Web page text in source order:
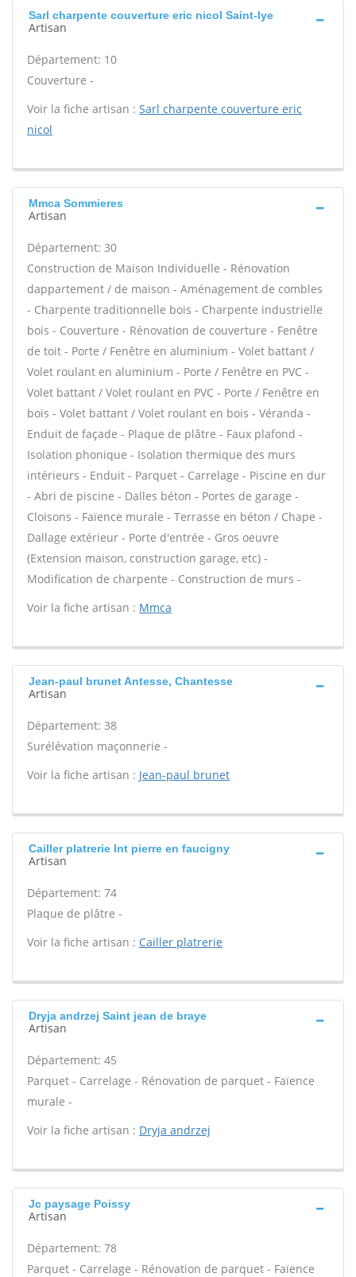
Sarl charpente couverture eric nicol Saint-lye
Artisan
Département: 10
Couverture -
Voir la fiche artisan : Sarl charpente couverture eric
nicol
Mmca Sommieres
Artisan
Département: 30
Construction de Maison Individuelle - Rénovation
dappartement / de maison - Aménagement de combles
- Charpente traditionnelle bois - Charpente industrielle
bois - Couverture - Rénovation de couverture - Fenêtre
de toit - Porte / Fenêtre en aluminium - Volet battant /
Volet roulant en aluminium - Porte / Fenêtre en PVC -
Volet battant / Volet roulant en PVC - Porte / Fenêtre en
bois - Volet battant / Volet roulant en bois - Véranda -
Enduit de façade - Plaque de plâtre - Faux plafond -
Isolation phonique - Isolation thermique des murs
intérieurs - Enduit - Parquet - Carrelage - Piscine en dur
- Abri de piscine - Dalles béton - Portes de garage -
Cloisons - Faïence murale - Terrasse en béton / Chape -
Dallage extérieur - Porte d'entrée - Gros oeuvre
(Extension maison, construction garage, etc) -
Modification de charpente - Construction de murs -
Voir la fiche artisan : Mmca
Jean-paul brunet Antesse, Chantesse
Artisan
Département: 38
Surélévation maçonnerie -
Voir la fiche artisan : Jean-paul brunet
Cailler platrerie Int pierre en faucigny
Artisan
Département: 74
Plaque de plâtre -
Voir la fiche artisan : Cailler platrerie
Dryja andrzej Saint jean de braye
Artisan
Département: 45
Parquet - Carrelage - Rénovation de parquet - Faïence
murale -
Voir la fiche artisan : Dryja andrzej
Jc paysage Poissy
Artisan
Département: 78
Parquet - Carrelage - Rénovation de parquet - Faïence